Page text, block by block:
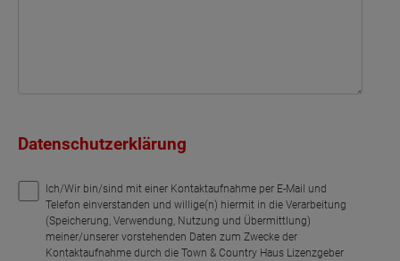
Datenschutzerklärung
Ich/Wir bin/sind mit einer Kontaktaufnahme per E-Mail und
Telefon einverstanden und willige(n) hiermit in die Verarbeitung
(Speicherung, Verwendung, Nutzung und Übermittlung)
meiner/unserer vorstehenden Daten zum Zwecke der
Kontaktaufnahme durch die Town & Country Haus Lizenzgeber